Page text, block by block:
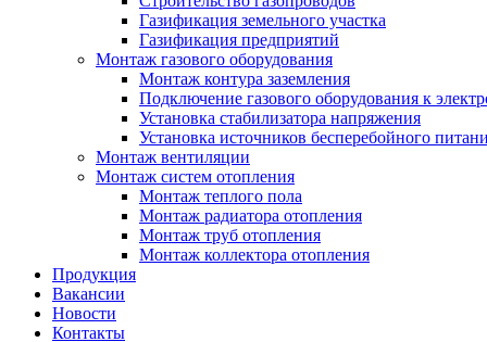
Газификация земельного участка
Газификация предприятий
Монтаж газового оборудования
Монтаж контура заземления
Подключение газового оборудования к
Установка стабилизатора напряжения
Установка источников бесперебойного
Монтаж вентиляции
Монтаж систем отопления
Монтаж теплого пола
Монтаж радиатора отопления
Монтаж труб отопления
Монтаж коллектора отопления
Продукция
Вакансии
Новости
Контакты